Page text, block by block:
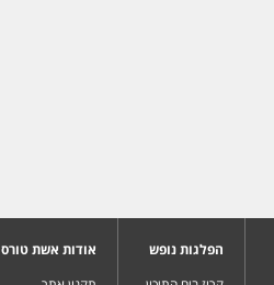
הפלגות נופש
אודות אשת טורס